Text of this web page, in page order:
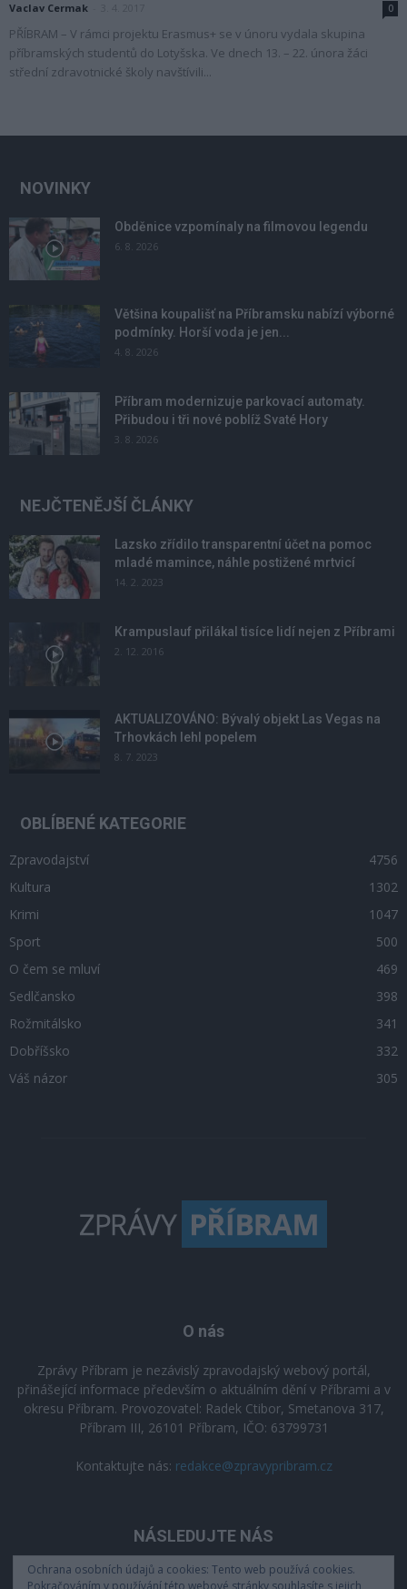
Vaclav Cermak 0
PŘÍBRAM – V rámci projektu Erasmus+ se v únoru vydala skupina
příbramských studentů do Lotyšska. Ve dnech 13. – 22. února žáci
střední zdravotnické školy navštívili...
NOVINKY
Obděnice vzpomínaly na filmovou legendu
6. 8. 2026
Většina koupališť na Příbramsku nabízí výborné
podmínky. Horší voda je jen...
4. 8. 2026
Příbram modernizuje parkovací automaty.
Přibudou i tři nové poblíž Svaté Hory
3. 8. 2026
NEJČTENĚJŠÍ ČLÁNKY
Lazsko zřídilo transparentní účet na pomoc
mladé mamince, náhle postižené mrtvicí
14. 2. 2023
Krampuslauf přilákal tisíce lidí nejen z Příbrami
2. 12. 2016
AKTUALIZOVÁNO: Bývalý objekt Las Vegas na
Trhovkách lehl popelem
8. 7. 2023
OBLÍBENÉ KATEGORIE
Zpravodajství
4756
Kultura
1302
Krimi
1047
Sport
500
O čem se mluví
469
Sedlčansko
398
Rožmitálsko
341
Dobříšsko
332
Váš názor
305
O nás
Zprávy Příbram je nezávislý zpravodajský webový portál,
přinášející informace především o aktuálním dění v Příbrami a v
okresu Příbram. Provozovatel: Radek Ctibor, Smetanova 317,
Příbram III, 26101 Příbram, IČO: 63799731
Kontaktujte nás: redakce@zpravypribram.cz
NÁSLEDUJTE NÁS
Ochrana osobních údajů a cookies: Tento web používá cookies.
Pokračováním v používání této webové stránky souhlasíte s jejich